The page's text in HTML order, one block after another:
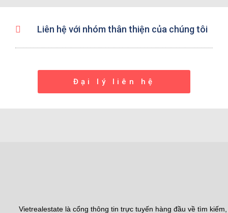
Liên hệ với nhóm thân thiện của chúng tôi
Đại lý liên hệ
Vietrealestate là cổng thông tin trực tuyến hàng đầu về tìm kiếm,